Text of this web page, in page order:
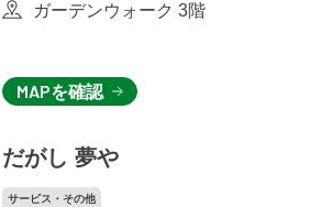
ガーデンウォーク 3階
MAPを確認
だがし 夢や
サービス・その他